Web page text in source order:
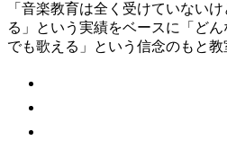
「音楽教育は全く受けていない
る」という実績をベースに「ど
でも歌える」という信念のもと教